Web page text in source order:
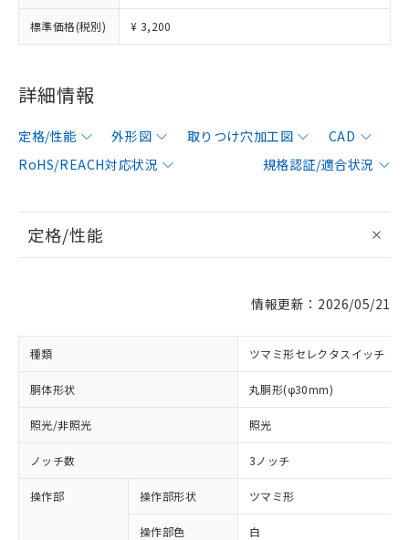
標準価格(税別) ¥ 3,200
詳細情報
定格/性能 外形図 取りつけ穴加工図
CAD
RoHS/REACH対応状況
規格認証/適合状況
定格/性能
情報更新：2026/05/21
種類 ツマミ形セレクタスイッチ
胴体形状 丸胴形(φ30mm)
照光/非照光 照光
ノッチ数 3ノッチ
操作部 操作部形状 ツマミ形
操作部色 白